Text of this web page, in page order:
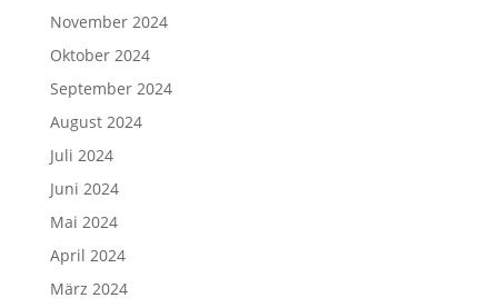
November 2024
Oktober 2024
September 2024
August 2024
Juli 2024
Juni 2024
Mai 2024
April 2024
März 2024